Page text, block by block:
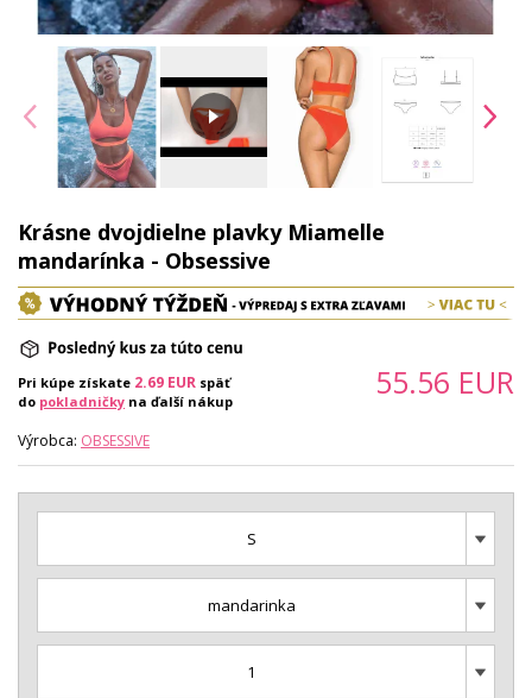
Krásne dvojdielne plavky Miamelle
mandarínka - Obsessive
Pri kúpe získate 2.69 EUR späť
do pokladničky na ďalší nákup
Výrobca: OBSESSIVE
55.56 EUR
S
mandarinka
1